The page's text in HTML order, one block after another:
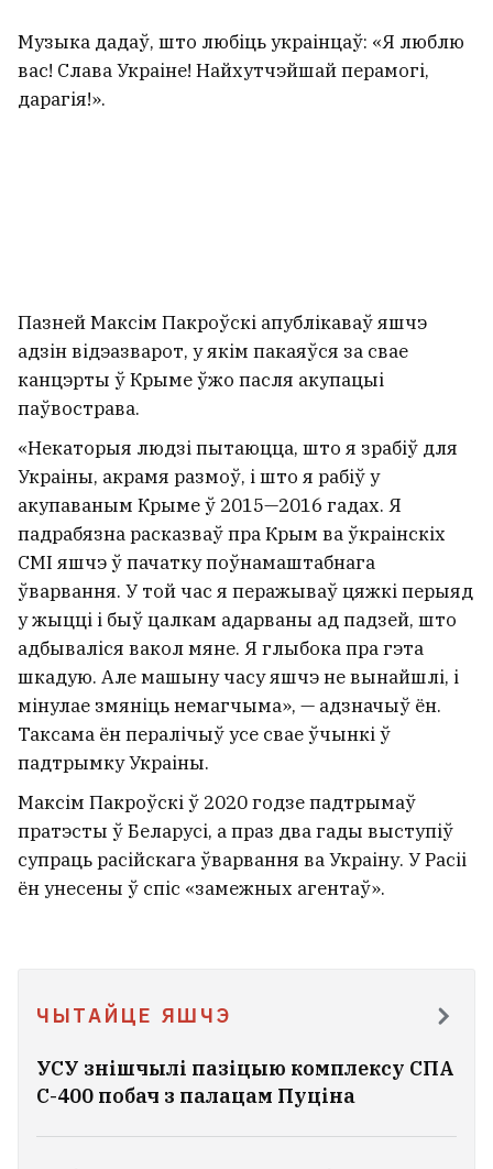
Музыка дадаў, што любіць украінцаў: «Я люблю
вас! Слава Украіне! Найхутчэйшай перамогі,
дарагія!».
Пазней Максім Пакроўскі апублікаваў яшчэ
адзін відэазварот, у якім пакаяўся за свае
канцэрты ў Крыме ўжо пасля акупацыі
паўвострава.
«Некаторыя людзі пытаюцца, што я зрабіў для
Украіны, акрамя размоў, ​​і што я рабіў у
акупаваным Крыме ў 2015—2016 гадах. Я
падрабязна расказваў пра Крым ва ўкраінскіх
СМІ яшчэ ў пачатку поўнамаштабнага
ўварвання. У той час я перажываў цяжкі перыяд
у жыцці і быў цалкам адарваны ад падзей, што
адбываліся вакол мяне. Я глыбока пра гэта
шкадую. Але машыну часу яшчэ не вынайшлі, і
мінулае змяніць немагчыма», — адзначыў ён.
Таксама ён пералічыў усе свае ўчынкі ў
падтрымку Украіны.
Максім Пакроўскі ў 2020 годзе падтрымаў
пратэсты ў Беларусі, а праз два гады выступіў
супраць расійскага ўварвання ва Украіну. У Расіі
ён унесены ў спіс «замежных агентаў».
ЧЫТАЙЦЕ ЯШЧЭ
УСУ знішчылі пазіцыю комплексу СПА
С-400 побач з палацам Пуціна